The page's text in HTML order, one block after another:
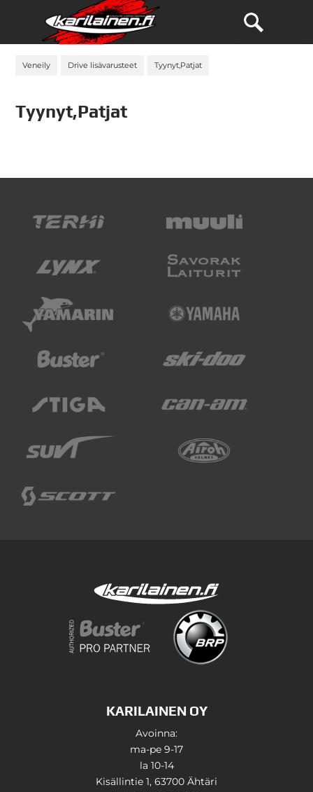
Veneily Drive lisävarusteet Tyynyt,Patjat
Tyynyt,Patjat
KARILAINEN OY
Avoinna:
ma-pe 9-17
la 10-14
Kisällintie 1, 63700 Ähtäri